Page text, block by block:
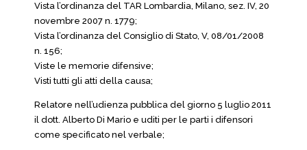
Vista l’ordinanza del TAR Lombardia, Milano, sez. IV, 20
novembre 2007 n. 1779;
Vista l’ordinanza del Consiglio di Stato, V, 08/01/2008
n. 156;
Viste le memorie difensive;
Visti tutti gli atti della causa;
Relatore nell’udienza pubblica del giorno 5 luglio 2011
il dott. Alberto Di Mario e uditi per le parti i difensori
come specificato nel verbale;